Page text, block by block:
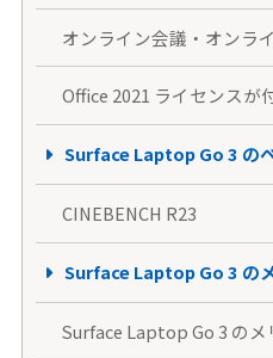
オンライン会議・オンラ
Office 2021 ライセンスが
Surface Laptop Go 3 の
CINEBENCH R23
Surface Laptop Go 3 の
Surface Laptop Go 3 のメ